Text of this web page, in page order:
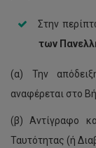
Στην
των
(α) Την
αναφέρεται στο
(β) Αντίγραφο
Ταυτότητας (ή